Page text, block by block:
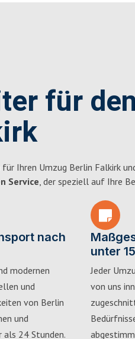
für
Ihren Umzug Berlin Falkirk
Service, der speziell auf Ihre
nach
modernen
und
von Berlin
und
als 24 Stunden.
unter
Jeder
von uns